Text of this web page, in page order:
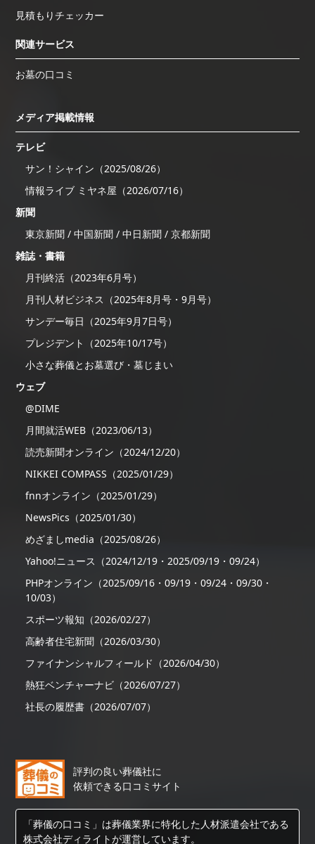
見積もりチェッカー
関連サービス
お墓の口コミ
メディア掲載情報
テレビ
サン！シャイン（2025/08/26）
情報ライブ ミヤネ屋（2026/07/16）
新聞
東京新聞 / 中国新聞 / 中日新聞 / 京都新聞
雑誌・書籍
月刊終活（2023年6月号）
月刊人材ビジネス（2025年8月号・9月号）
サンデー毎日（2025年9月7日号）
プレジデント（2025年10/17号）
小さな葬儀とお墓選び・墓じまい
ウェブ
@DIME
月間就活WEB（2023/06/13）
読売新聞オンライン（2024/12/20）
NIKKEI COMPASS（2025/01/29）
fnnオンライン（2025/01/29）
NewsPics（2025/01/30）
めざましmedia（2025/08/26）
Yahoo!ニュース（2024/12/19・2025/09/19・09/24）
PHPオンライン（2025/09/16・09/19・09/24・09/30・
10/03）
スポーツ報知（2026/02/27）
高齢者住宅新聞（2026/03/30）
ファイナンシャルフィールド（2026/04/30）
熱狂ベンチャーナビ（2026/07/27）
社長の履歴書（2026/07/07）
評判の良い葬儀社に
依頼できる口コミサイト
「葬儀の口コミ」は葬儀業界に特化した人材派遣会社である
株式会社ディライトが運営しています。